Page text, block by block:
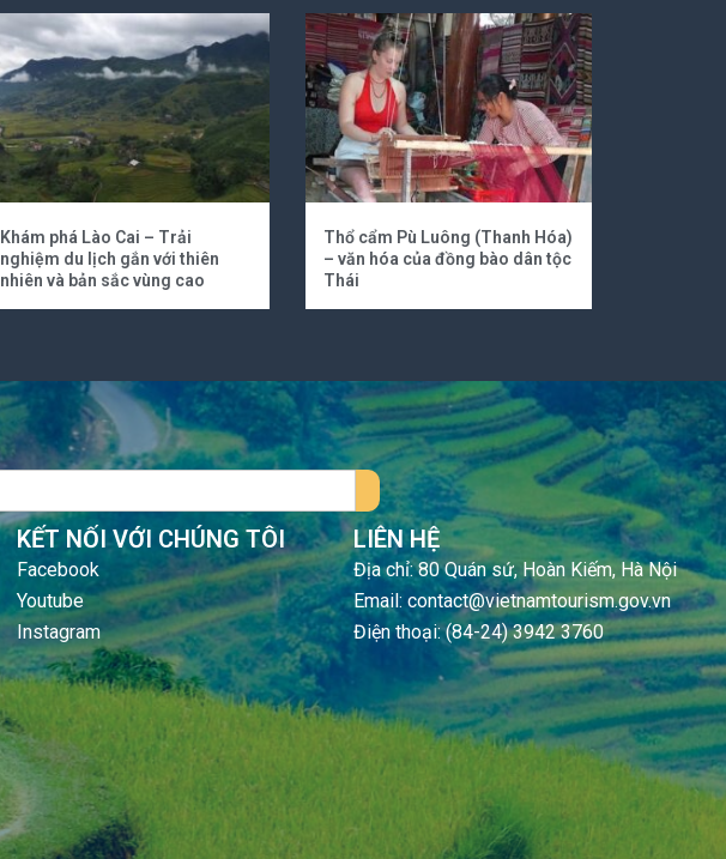
Khám phá Lào Cai – Trải
nghiệm du lịch gắn với thiên
nhiên và bản sắc vùng cao
Thổ cẩm Pù Luông (Thanh Hóa)
– văn hóa của đồng bào dân tộc
Thái
KẾT NỐI VỚI CHÚNG TÔI
Facebook
Youtube
Instagram
LIÊN HỆ
Địa chỉ: 80 Quán sứ, Hoàn Kiếm, Hà Nội
Email: contact@vietnamtourism.gov.vn
Điện thoại: (84-24) 3942 3760